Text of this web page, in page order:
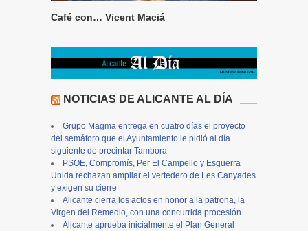
Café con… Vicent Maciá
NOTICIAS DE ALICANTE AL DÍA
Grupo Magma entrega en cuatro días el proyecto
del semáforo que el Ayuntamiento le pidió al día
siguiente de precintar Tambora
PSOE, Compromís, Per El Campello y Esquerra
Unida rechazan ampliar el vertedero de Les Canyades
y exigen su cierre
Alicante cierra los actos en honor a la patrona, la
Virgen del Remedio, con una concurrida procesión
Alicante aprueba inicialmente el Plan General